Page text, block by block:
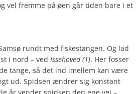
vel fremme på øen går tiden bare i et
rundt med fiskestangen. Og lad
i nord – ved Issehoved (1). Her fosser
tange, så det ind imellem kan være
ud. Spidsen ændrer sig konstant